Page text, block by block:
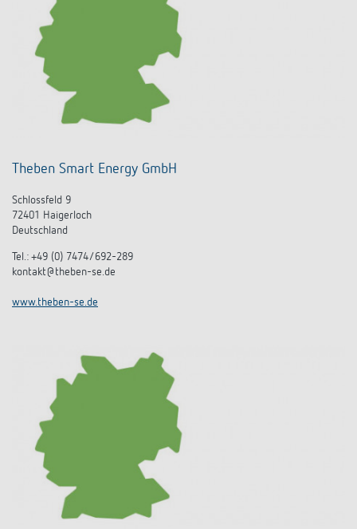
Theben Smart Energy GmbH
Schlossfeld 9
72401 Haigerloch
Deutschland
Tel.: +49 (0) 7474/692-289
kontakt@theben-se.de
www.theben-se.de